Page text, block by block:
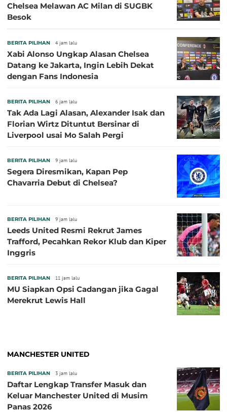
Chelsea Melawan AC Milan di SUGBK
Besok
BERITA PILIHAN 4 jam lalu
Xabi Alonso Ungkap Alasan Chelsea
Datang ke Jakarta, Ingin Lebih Dekat
dengan Fans Indonesia
BERITA PILIHAN 6 jam lalu
Tak Ada Lagi Alasan, Alexander Isak dan
Florian Wirtz Dituntut Bersinar di
Liverpool usai Mo Salah Pergi
BERITA PILIHAN 9 jam lalu
Segera Diresmikan, Kapan Pep
Chavarria Debut di Chelsea?
BERITA PILIHAN 9 jam lalu
Leeds United Resmi Rekrut James
Trafford, Pecahkan Rekor Klub dan Kiper
Inggris
BERITA PILIHAN 11 jam lalu
MU Siapkan Opsi Cadangan jika Gagal
Merekrut Lewis Hall
MANCHESTER UNITED
BERITA PILIHAN 3 jam lalu
Daftar Lengkap Transfer Masuk dan
Keluar Manchester United di Musim
Panas 2026